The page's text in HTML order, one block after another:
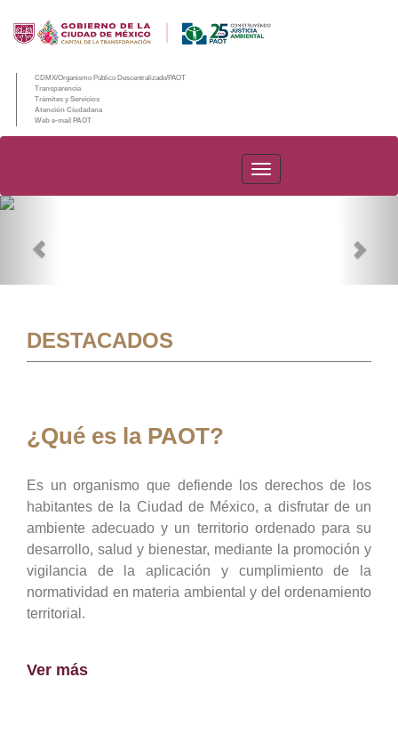
CDMX/Organismo Público Descentralizado/PAOT
Transparencia
Trámites y Servicios
Atención Ciudadana
Web e-mail PAOT
PAOT
DESTACADOS
¿Qué es la PAOT?
Es un organismo que defiende los derechos de los
habitantes de la Ciudad de México, a disfrutar de un
ambiente adecuado y un territorio ordenado para su
desarrollo, salud y bienestar, mediante la promoción y
vigilancia de la aplicación y cumplimiento de la
normatividad en materia ambiental y del ordenamiento
territorial.
Ver más